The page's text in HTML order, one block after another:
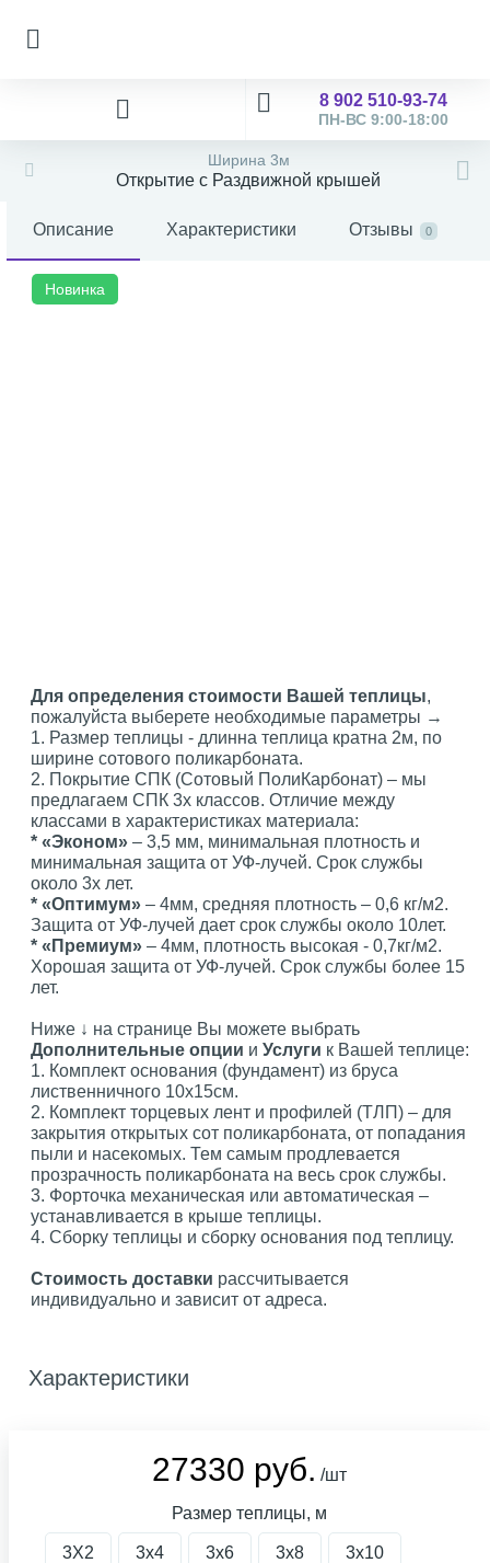
8 902 510-93-74
ПН-ВС 9:00-18:00
Ширина 3м
Открытие с Раздвижной крышей
Описание Характеристики Отзывы 0
Новинка
Для определения стоимости Вашей теплицы,
пожалуйста выберете необходимые параметры →
1. Размер теплицы - длинна теплица кратна 2м, по
ширине сотового поликарбоната.
2. Покрытие СПК (Сотовый ПолиКарбонат) – мы
предлагаем СПК 3х классов. Отличие между
классами в характеристиках материала:
* «Эконом» – 3,5 мм, минимальная плотность и
минимальная защита от УФ-лучей. Срок службы
около 3х лет.
* «Оптимум» – 4мм, средняя плотность – 0,6 кг/м2.
Защита от УФ-лучей дает срок службы около 10лет.
* «Премиум» – 4мм, плотность высокая - 0,7кг/м2.
Хорошая защита от УФ-лучей. Срок службы более 15
лет.
Ниже ↓ на странице Вы можете выбрать
Дополнительные опции и Услуги к Вашей теплице:
1. Комплект основания (фундамент) из бруса
лиственничного 10х15см.
2. Комплект торцевых лент и профилей (ТЛП) – для
закрытия открытых сот поликарбоната, от попадания
пыли и насекомых. Тем самым продлевается
прозрачность поликарбоната на весь срок службы.
3. Форточка механическая или автоматическая –
устанавливается в крыше теплицы.
4. Сборку теплицы и сборку основания под теплицу.
Стоимость доставки рассчитывается
индивидуально и зависит от адреса.
Характеристики
27330 руб. /шт
Размер теплицы, м
3X2 3х4 3х6 3х8 3х10